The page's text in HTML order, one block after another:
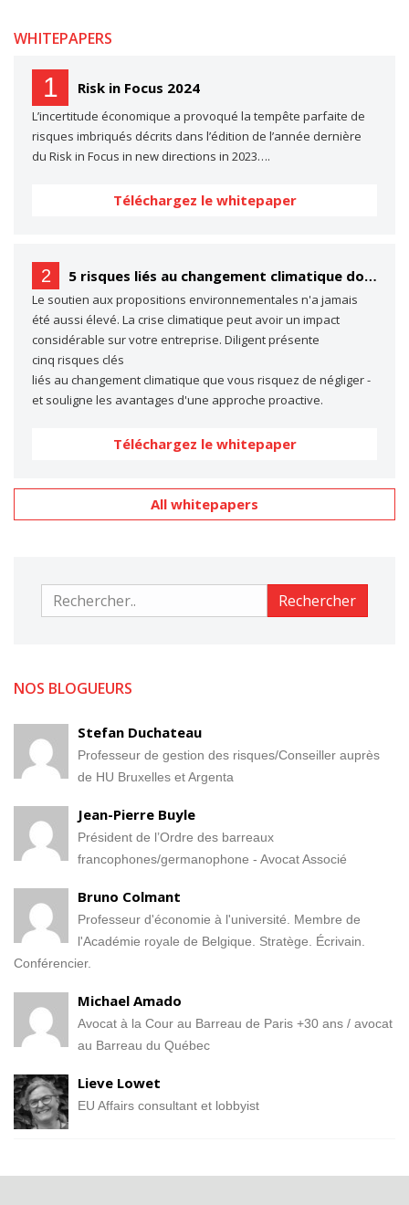
WHITEPAPERS
1 Risk in Focus 2024
L’incertitude économique a provoqué la tempête parfaite de
risques imbriqués décrits dans l’édition de l’année dernière
du Risk in Focus in new directions in 2023….
Téléchargez le whitepaper
2 5 risques liés au changement climatique dont vous ne parlez probablement pas… (mais dont vous devriez parler)
Le soutien aux propositions environnementales n'a jamais
été aussi élevé. La crise climatique peut avoir un impact
considérable sur votre entreprise. Diligent présente
cinq risques clés
liés au changement climatique que vous risquez de négliger -
et souligne les avantages d'une approche proactive.
Téléchargez le whitepaper
All whitepapers
Rechercher Rechercher
NOS BLOGUEURS
Stefan Duchateau
Professeur de gestion des risques/Conseiller auprès
de HU Bruxelles et Argenta
Jean-Pierre Buyle
Président de l’Ordre des barreaux
francophones/germanophone - Avocat Associé
Bruno Colmant
Professeur d'économie à l'université. Membre de
l'Académie royale de Belgique. Stratège. Écrivain.
Conférencier.
Michael Amado
Avocat à la Cour au Barreau de Paris +30 ans / avocat
au Barreau du Québec
Lieve Lowet
EU Affairs consultant et lobbyist